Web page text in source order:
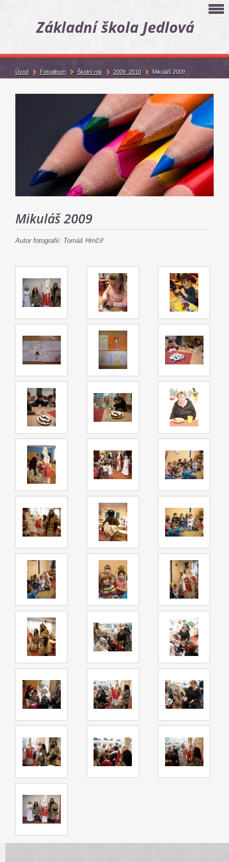
Základní škola Jedlová
Mikuláš 2009
Autor fotografií: Tomáš Hrnčíř
Úvod Fotoalbum Školní rok 2009_2010 Mikuláš 2009